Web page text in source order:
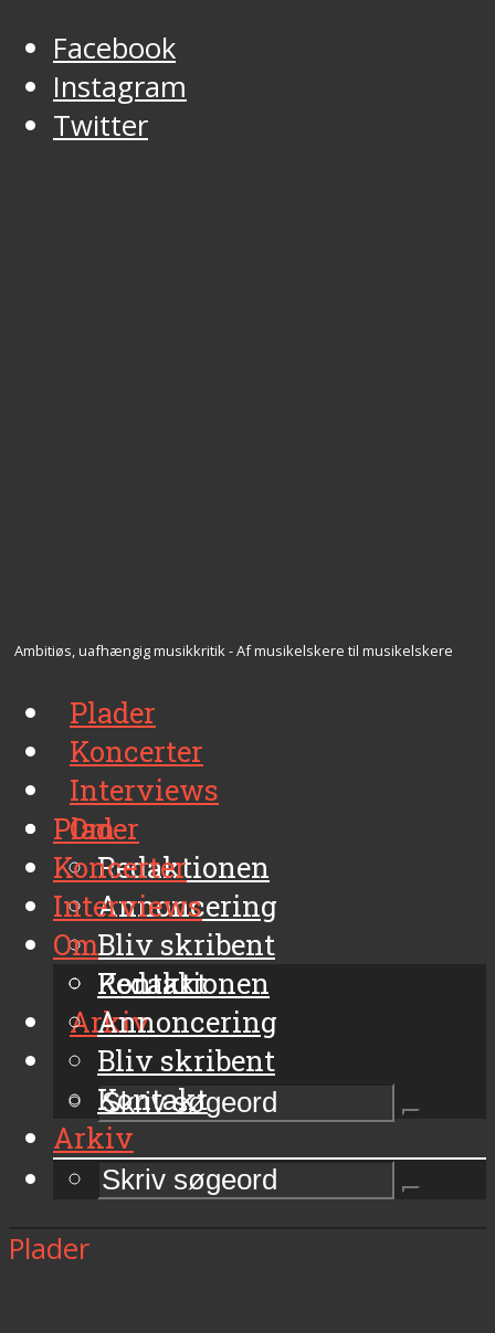
Facebook
Instagram
Twitter
Ambitiøs, uafhængig musikkritik - Af musikelskere til musikelskere
Plader
Koncerter
Interviews
Om
Redaktionen
Annoncering
Bliv skribent
Kontakt
Arkiv
Plader
Koncerter
Interviews
Om
Redaktionen
Annoncering
Bliv skribent
Kontakt
Arkiv
Plader